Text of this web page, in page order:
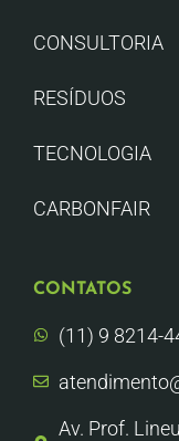
CONSULTORIA
RESÍDUOS
TECNOLOGIA
CARBONFAIR
CONTATOS
(11) 9 8214-
Av. Prof.